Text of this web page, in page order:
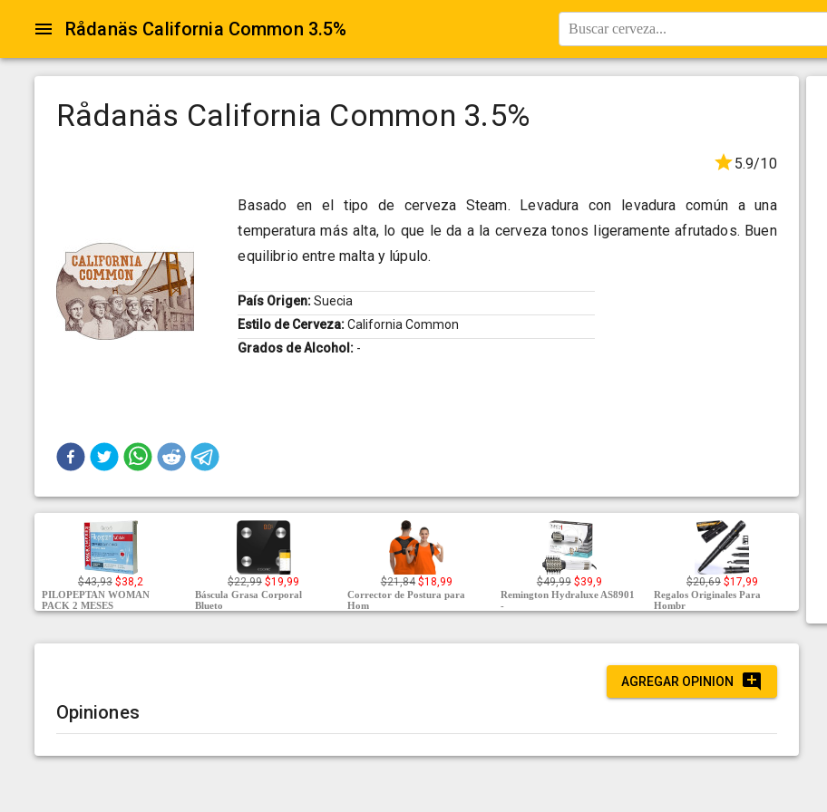
Rådanäs California Common 3.5% Buscar cerveza...
Rådanäs California Common 3.5%
5.9/10
Basado en el tipo de cerveza Steam. Levadura con levadura común a una
temperatura más alta, lo que le da a la cerveza tonos ligeramente afrutados. Buen
equilibrio entre malta y lúpulo.
País Origen:Suecia
Estilo de Cerveza:California Common
Grados de Alcohol: -
$43,93 $38,2
PILOPEPTAN WOMAN
PACK 2 MESES
$22,99 $19,99
Báscula Grasa Corporal
Blueto
$21,84 $18,99
Corrector de Postura para
Hom
$49,99 $39,9
Remington Hydraluxe AS8901
-
$20,69 $17,99
Regalos Originales Para
Hombr
AGREGAR OPINION
Opiniones